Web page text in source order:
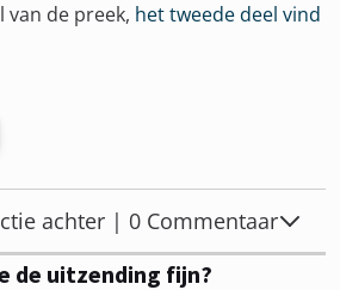
van de preek, het tweede deel vind
achter | 0 Commentaar
de uitzending fijn?